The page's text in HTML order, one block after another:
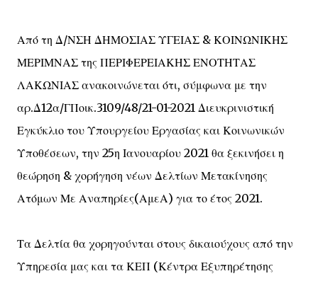
Από τη Δ/ΝΣΗ ΔΗΜΟΣΙΑΣ ΥΓΕΙΑΣ & ΚΟΙΝΩΝΙΚΗΣ
ΜΕΡΙΜΝΑΣ της ΠΕΡΙΦΕΡΕΙΑΚΗΣ ΕΝΟΤΗΤΑΣ
ΛΑΚΩΝΙΑΣ ανακοινώνεται ότι, σύμφωνα με την
αρ.Δ12α/ΓΠοικ.3109/48/21-01-2021 Διευκρινιστική
Εγκύκλιο του Υπουργείου Εργασίας και Κοινωνικών
Υποθέσεων, την 25η Ιανουαρίου 2021 θα ξεκινήσει η
θεώρηση & χορήγηση νέων Δελτίων Μετακίνησης
Ατόμων Με Αναπηρίες(ΑμεΑ) για το έτος 2021.
Τα Δελτία θα χορηγούνται στους δικαιούχους από την
Υπηρεσία μας και τα ΚΕΠ (Κέντρα Εξυπηρέτησης